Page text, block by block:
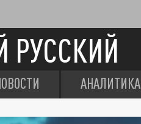
РУССКИЙ
АНАЛИТИКА